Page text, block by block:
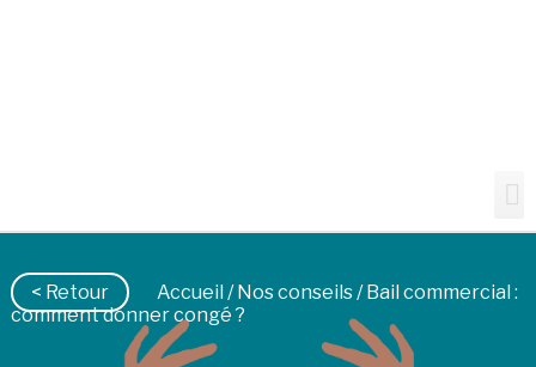
< Retour Accueil/Nos conseils/ Bail commercial :
comment donner congé ?